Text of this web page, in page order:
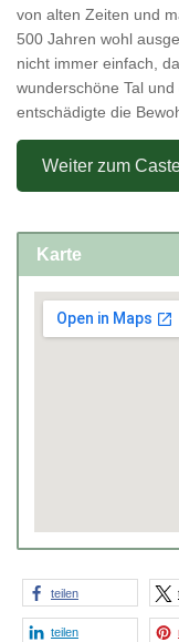
von alten Zeiten und
500 Jahren wohl
nicht immer einfach,
wunderschöne Tal
entschädigte die
Weiter zum
Karte
teilen
teilen